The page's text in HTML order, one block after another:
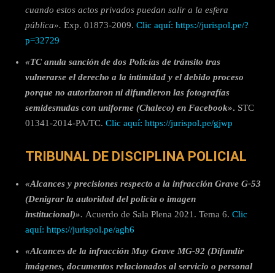
cuando estos actos privados puedan salir a la esfera
pública». Exp. 01873-2009. Clic aquí: https://jurispol.pe/?
p=32729
«TC anula sanción de dos Policías de tránsito tras
vulnerarse el derecho a la intimidad y el debido proceso
porque no autorizaron ni difundieron las fotografías
semidesnudas con uniforme (Chaleco) en Facebook». STC
01341-2014-PA/TC. Clic aquí: https://jurispol.pe/gjwp
TRIBUNAL DE DISCIPLINA POLICIAL
«Alcances y precisiones respecto a la infracción Grave G-53
(Denigrar la autoridad del policía o imagen
institucional)». Acuerdo de Sala Plena 2021. Tema 6. Clic
aquí: https://jurispol.pe/agh6
«Alcances de la infracción Muy Grave MG-92 (Difundir
imágenes, documentos relacionados al servicio o personal